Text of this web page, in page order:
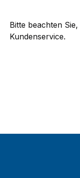
Bitte beachten
Kundenservice.